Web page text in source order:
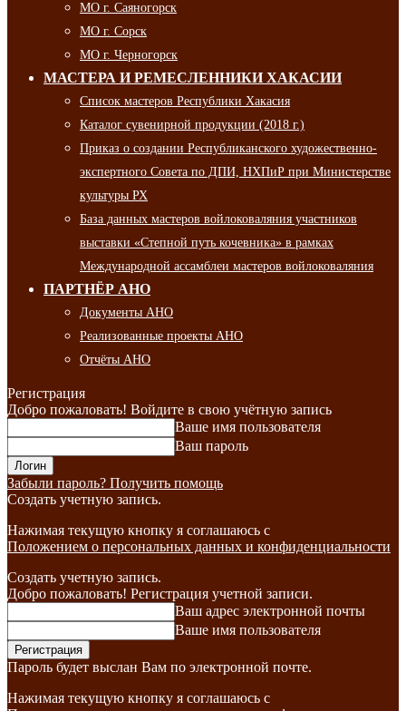
МО г. Саяногорск
МО г. Сорск
МО г. Черногорск
МАСТЕРА И РЕМЕСЛЕННИКИ ХАКАСИИ
Список мастеров Республики Хакасия
Каталог сувенирной продукции (2018 г.)
Приказ о создании Республиканского художественно-
экспертного Совета по ДПИ, НХПиР при Министерстве
культуры РХ
База данных мастеров войлоковаляния участников
выставки «Степной путь кочевника» в рамках
Международной ассамблеи мастеров войлоковаляния
ПАРТНЁР АНО
Документы АНО
Реализованные проекты АНО
Отчёты АНО
Регистрация
Добро пожаловать! Войдите в свою учётную запись
Ваше имя пользователя
Ваш пароль
Забыли пароль? Получить помощь
Создать учетную запись.
Нажимая текущую кнопку я соглашаюсь с
Положением о персональных данных и конфиденциальности
Создать учетную запись.
Добро пожаловать! Регистрация учетной записи.
Ваш адрес электронной почты
Ваше имя пользователя
Пароль будет выслан Вам по электронной почте.
Нажимая текущую кнопку я соглашаюсь с